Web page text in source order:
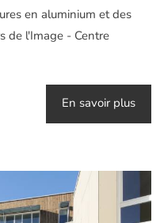
en aluminium et des
de l'Image - Centre
En savoir plus